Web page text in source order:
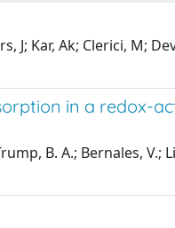
J; Kar, Ak; Clerici, M;
in a redox-
B. A.; Bernales, V.;